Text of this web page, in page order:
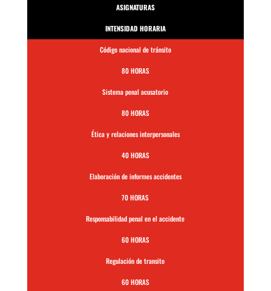
ASIGNATURAS
INTENSIDAD HORARIA
Código nacional de tránsito
80 HORAS
Sistema penal acusatorio
80 HORAS
Ética y relaciones interpersonales
40 HORAS
Elaboración de informes accidentes
70 HORAS
Responsabilidad penal en el accidente
60 HORAS
Regulación de transito
60 HORAS